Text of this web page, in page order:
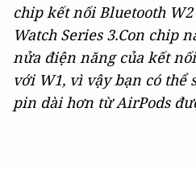
chip kết nối Bluetooth
Watch Series 3.Con chip
nửa điện năng của kết
với W1, vì vậy bạn có thể
pin dài hơn từ AirPods